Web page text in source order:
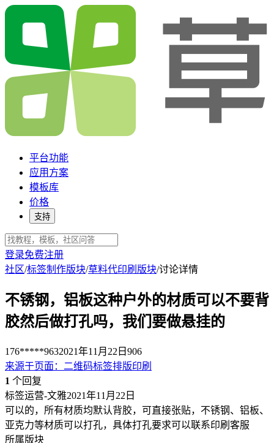
平台功能
应用方案
模板库
价格
支持
登录免费注册
社区/标签制作版块/草料代印刷版块/讨论详情
不锈钢，铝板这种户外的材质可以不要背
胶然后做打孔吗，我们要做悬挂的
176*****9632021年11月22日 906
来源于页面 ： 二维码标签排版印刷
1 个回复
标签运营-文雅2021年11月22日
可以的，所有材质均默认背胶，可直接张贴，不锈钢、铝板、
亚克力等材质可以打孔，具体打孔要求可以联系印刷客服
所属版块